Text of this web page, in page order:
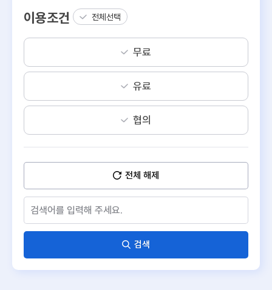
오아시스비즈니스
이에이트
리파인
알스퀘어
이용조건 전체선택
무료
유료
협의
전체 해제
검색